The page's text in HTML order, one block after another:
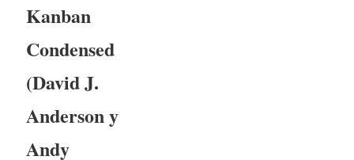
Kanban
Condensed
(David J.
Anderson y
Andy